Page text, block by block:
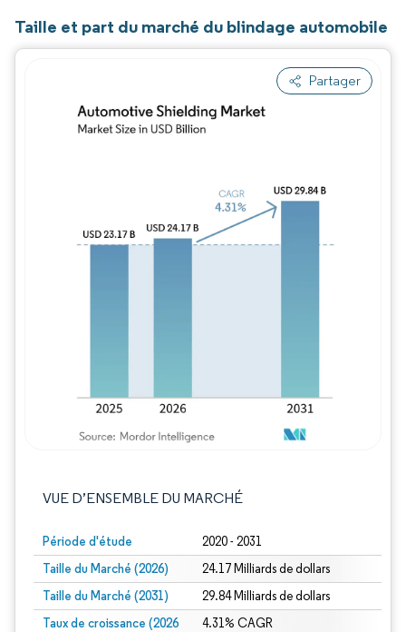
Taille et part du marché du blindage automobile
Partager
VUE D’ENSEMBLE DU MARCHÉ
Période d'étude 2020 - 2031
Taille du Marché (2026) 24.17 Milliards de dollars
Taille du Marché (2031) 29.84 Milliards de dollars
Taux de croissance (2026
4.31% CAGR